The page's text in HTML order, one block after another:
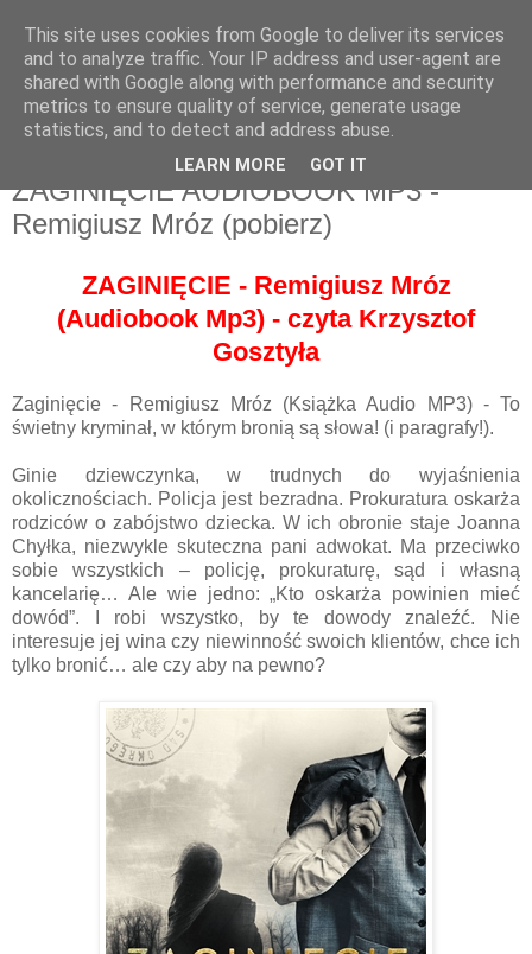
ZAGINIĘCIE AUDIOBOOK MP3 -
Remigiusz Mróz (pobierz)
ZAGINIĘCIE - Remigiusz Mróz
(Audiobook Mp3) - czyta Krzysztof
Gosztyła
Zaginięcie - Remigiusz Mróz (Książka Audio MP3) - To
świetny kryminał, w którym bronią są słowa! (i paragrafy!).
Ginie dziewczynka, w trudnych do wyjaśnienia
okolicznościach. Policja jest bezradna. Prokuratura oskarża
rodziców o zabójstwo dziecka. W ich obronie staje Joanna
Chyłka, niezwykle skuteczna pani adwokat. Ma przeciwko
sobie wszystkich – policję, prokuraturę, sąd i własną
kancelarię… Ale wie jedno: „Kto oskarża powinien mieć
dowód”. I robi wszystko, by te dowody znaleźć. Nie
interesuje jej wina czy niewinność swoich klientów, chce ich
tylko bronić… ale czy aby na pewno?
This site uses cookies from Google to deliver its services
and to analyze traffic. Your IP address and user-agent are
shared with Google along with performance and security
metrics to ensure quality of service, generate usage
statistics, and to detect and address abuse.
LEARN MORE GOT IT